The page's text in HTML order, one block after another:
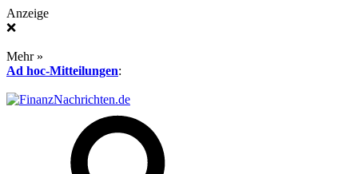
Anzeige
❌
Mehr »
Ad hoc-Mitteilungen: